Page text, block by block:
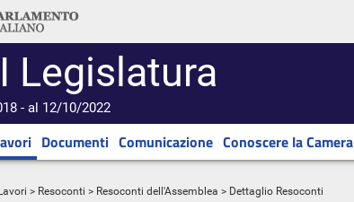
Legislatura
- al 12/10/2022
Documenti Comunicazione Conoscere la Camera
Lavori > Resoconti > Resoconti dell'Assemblea > Dettaglio Resoconti